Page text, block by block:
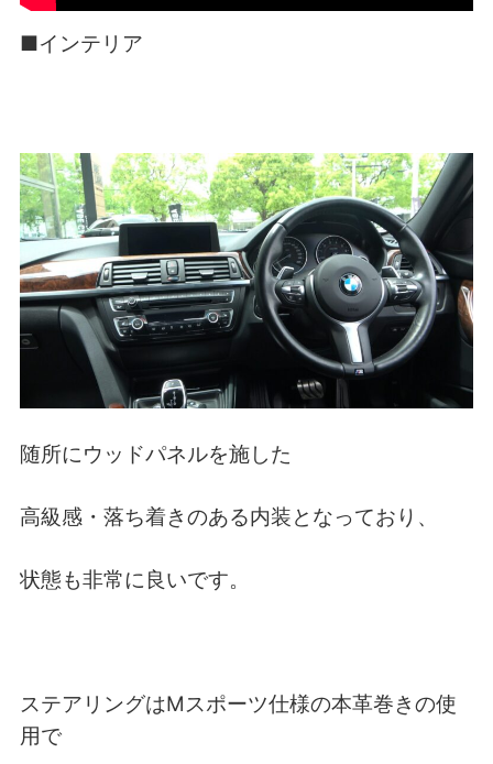
■インテリア
随所にウッドパネルを施した
高級感・落ち着きのある内装となっており、
状態も非常に良いです。
ステアリングはMスポーツ仕様の本革巻きの使
用で